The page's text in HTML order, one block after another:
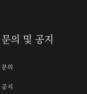
문의 및 공지
문의
공지